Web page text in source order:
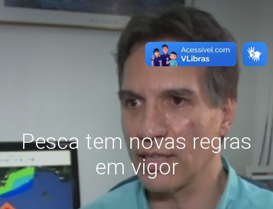
Pesca tem novas regras
em vigor